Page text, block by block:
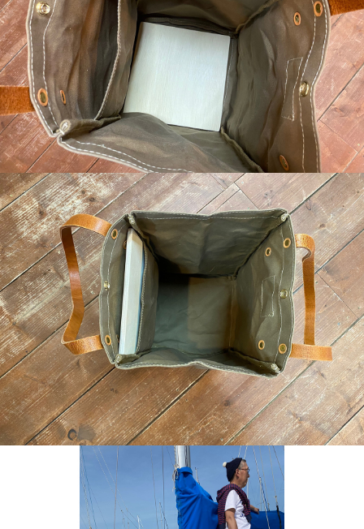
10号帆布製のトートバッグ
船乗りがその昔、ランタンをトートバッグに入れて運んだこ
とがモチーフのバッグ。素材はパラフィン加工した10号帆布
でポケットは外に3つ、内に1つ
サイズ：24×24×40cm
4mm厚オーストラリアレザーヌメ革ショルダー付き
持ち手を含む縦の長さは65cmなので、肩にかけられます
★kaziオンライン ジェームストートの記事はこちら
●お取り寄せ商品になります。オーダーメイドの為、在庫が
無い場合は納期が1か月以上かかる場合がございます。すぐ
に入荷できない場合は、改めてご連絡させていただきます